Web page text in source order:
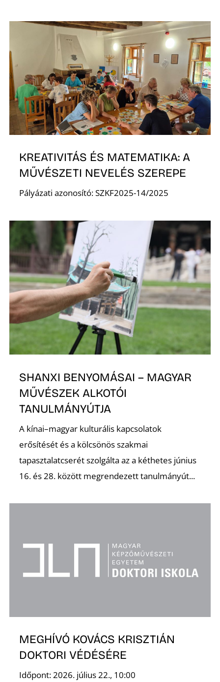
KREATIVITÁS ÉS MATEMATIKA: A
MŰVÉSZETI NEVELÉS SZEREPE
Pályázati azonosító: SZKF2025-14/2025
SHANXI BENYOMÁSAI – MAGYAR
MŰVÉSZEK ALKOTÓI
TANULMÁNYÚTJA
A kínai–magyar kulturális kapcsolatok
erősítését és a kölcsönös szakmai
tapasztalatcserét szolgálta az a kéthetes június
16. és 28. között megrendezett tanulmányút...
MEGHÍVÓ KOVÁCS KRISZTIÁN
DOKTORI VÉDÉSÉRE
Időpont: 2026. július 22., 10:00